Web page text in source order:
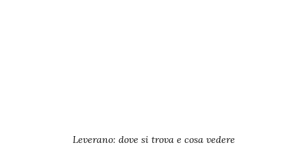
Leverano: dove si trova e cosa vedere